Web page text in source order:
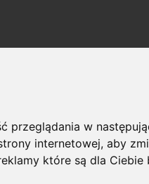
przeglądania w
internetowej,aby
które są dla